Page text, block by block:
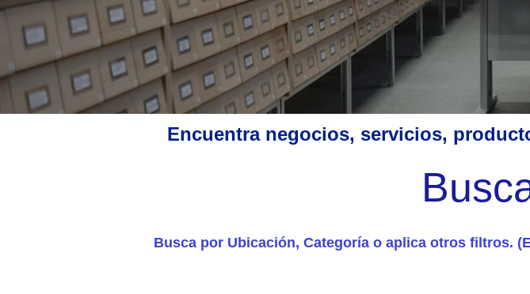
Encuentra negocios, servicios,
Busca por Ubicación, Categoría o aplica otros filtros.